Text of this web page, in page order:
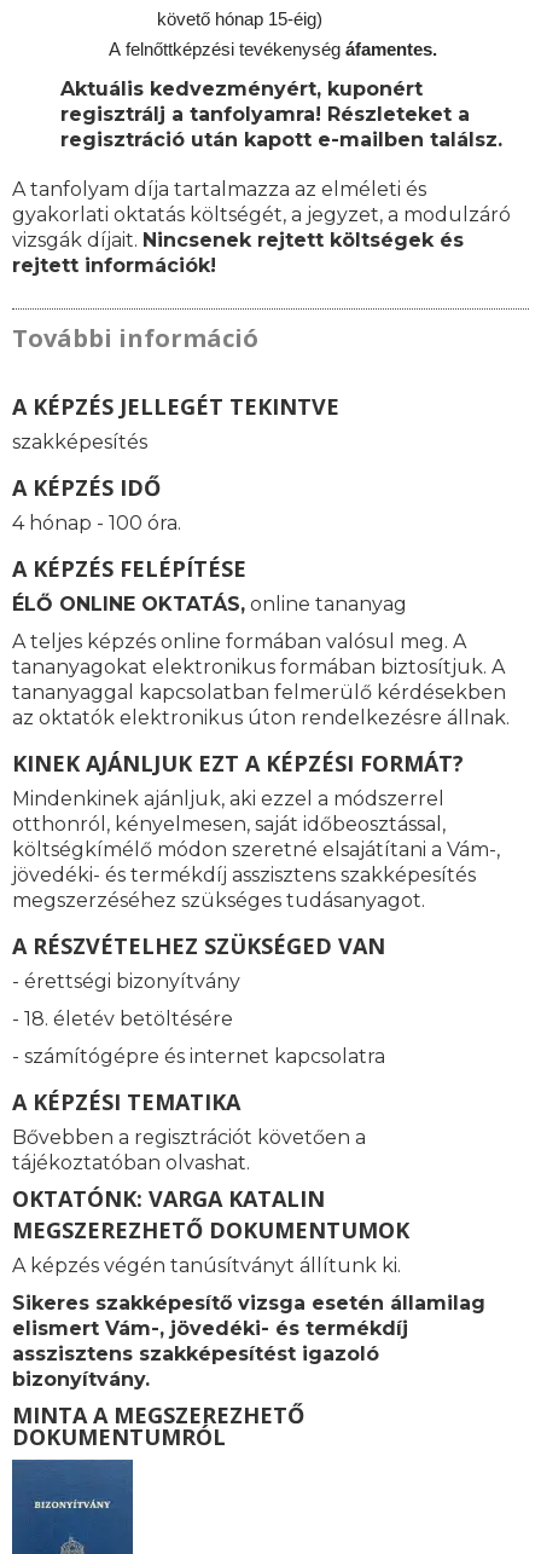
követő hónap 15-éig)
A felnőttképzési tevékenység áfamentes.
Aktuális kedvezményért, kuponért
regisztrálj a tanfolyamra! Részleteket a
regisztráció után kapott e-mailben találsz.
A tanfolyam díja tartalmazza az elméleti és
gyakorlati oktatás költségét, a jegyzet, a modulzáró
vizsgák díjait. Nincsenek rejtett költségek és
rejtett információk!
További információ
A KÉPZÉS JELLEGÉT TEKINTVE
szakképesítés
A KÉPZÉS IDŐ
4 hónap - 100 óra.
A KÉPZÉS FELÉPÍTÉSE
ÉLŐ ONLINE OKTATÁS, online tananyag
A teljes képzés online formában valósul meg. A
tananyagokat elektronikus formában biztosítjuk. A
tananyaggal kapcsolatban felmerülő kérdésekben
az oktatók elektronikus úton rendelkezésre állnak.
KINEK AJÁNLJUK EZT A KÉPZÉSI FORMÁT?
Mindenkinek ajánljuk, aki ezzel a módszerrel
otthonról, kényelmesen, saját időbeosztással,
költségkímélő módon szeretné elsajátítani a Vám-,
jövedéki- és termékdíj asszisztens szakképesítés
megszerzéséhez szükséges tudásanyagot.
A RÉSZVÉTELHEZ SZÜKSÉGED VAN
- érettségi bizonyítvány
- 18. életév betöltésére
- számítógépre és internet kapcsolatra
A KÉPZÉSI TEMATIKA
Bővebben a regisztrációt követően a
tájékoztatóban olvashat.
OKTATÓNK: VARGA KATALIN
MEGSZEREZHETŐ DOKUMENTUMOK
A képzés végén tanúsítványt állítunk ki.
Sikeres szakképesítő vizsga esetén államilag
elismert Vám-, jövedéki- és termékdíj
asszisztens szakképesítést igazoló
bizonyítvány.
MINTA A MEGSZEREZHETŐ
DOKUMENTUMRÓL